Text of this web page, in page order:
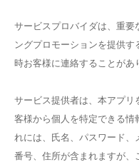
サービスプロバイダは、重要
ングプロモーションを提供
時お客様に連絡することがあ
サービス提供者は、本アプリ
客様から個人を特定できる情
れには、氏名、パスワード
番号、住所が含まれますが、